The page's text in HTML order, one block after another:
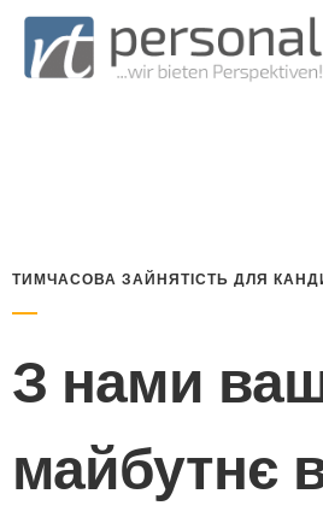
ТИМЧАСОВА ЗАЙНЯТІСТЬ ДЛЯ
З нами
майбутнє